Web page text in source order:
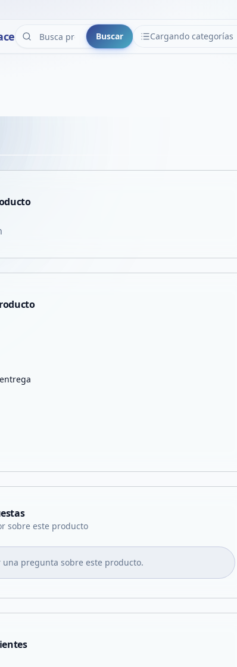
Buscar Cargando categorías
CATEGORÍAS
VER EN PANTALLA COMPLETA
sobre este producto
una pregunta sobre este producto.